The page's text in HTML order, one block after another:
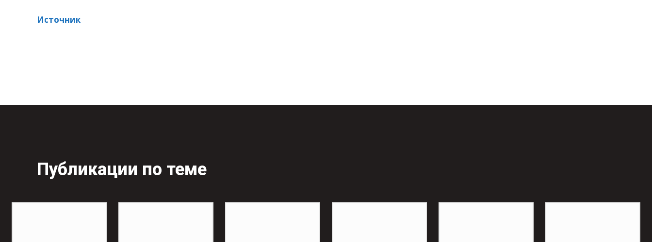
Источник
Публикации по теме